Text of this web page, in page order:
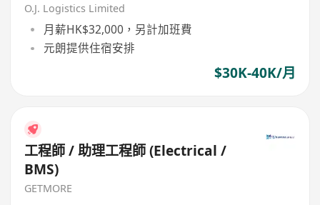
O.J. Logistics Limited
月薪HK$32,000，另計加班費
元朗提供住宿安排
$30K-40K/月
工程師 / 助理工程師 (Electrical /
BMS)
GETMORE